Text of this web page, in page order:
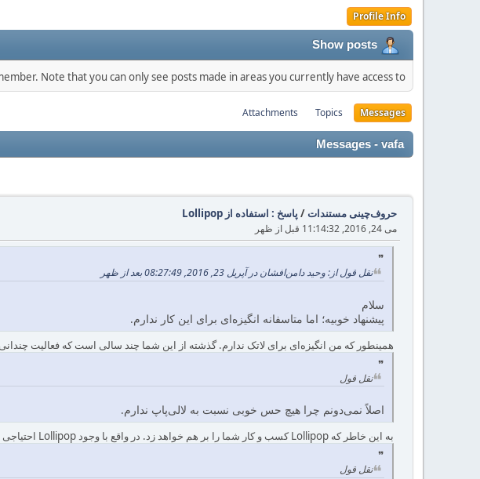
Profile Info
Show posts
Note that you can only see posts made in areas you currently have access to.
Messages
Topics
Attachments
Messages - vafa
حروف‌چینی مستندات/ پاسخ : استفاده از Lollipop
می 24, 2016, 11:14:32 قبل از ظهر
نقل قول از: وحید دامن‌افشان در آپریل 23, 2016, 08:27:49 بعد از ظهر
سلام
پیشنهاد خوبیه؛ اما متاسفانه انگیزه‌ای برای این کار ندارم.
همینطور که من انگیزه‌ای برای لاتک ندارم. گذشته از این شما چند سالی است که فعالیت چندانی
نقل قول
اصلاً نمی‌دونم چرا هیچ حس خوبی نسبت به لالی‌پاپ ندارم.
به این خاطر که Lollipop کسب و کار شما را بر هم خواهد زد. در واقع با وجود Lollipop احتیاجی به سایت xelinic و .. نخواهد بود.
نقل قول